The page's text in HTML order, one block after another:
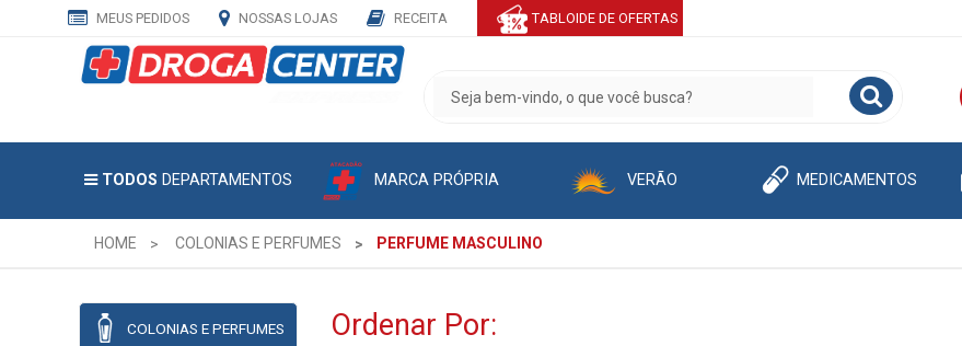
MEUS PEDIDOS NOSSAS LOJAS RECEITA TABLOIDE DE OFERTAS
TODOS DEPARTAMENTOS MARCA PRÓPRIA VERÃO MEDICAMENTOS
HOME COLONIAS E PERFUMES PERFUME MASCULINO
COLONIAS E PERFUMES Ordenar Por:
CADASTRE
MAIL
E
EXCLUSIVAS.